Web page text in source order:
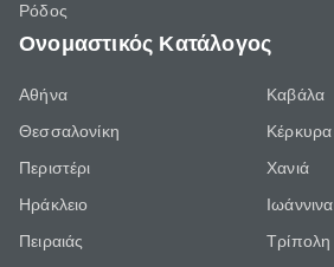
Ρόδος
Ονομαστικός Κατάλογος
Αθήνα
Θεσσαλονίκη
Περιστέρι
Ηράκλειο
Πειραιάς
Καβάλα
Κέρκυρα
Χανιά
Ιωάννινα
Τρίπολη